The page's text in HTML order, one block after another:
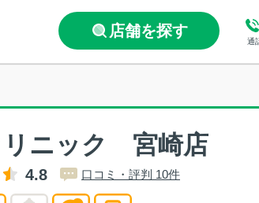
店舗を探す
通
リニック 宮崎店
4.8 口コミ・評判 10件